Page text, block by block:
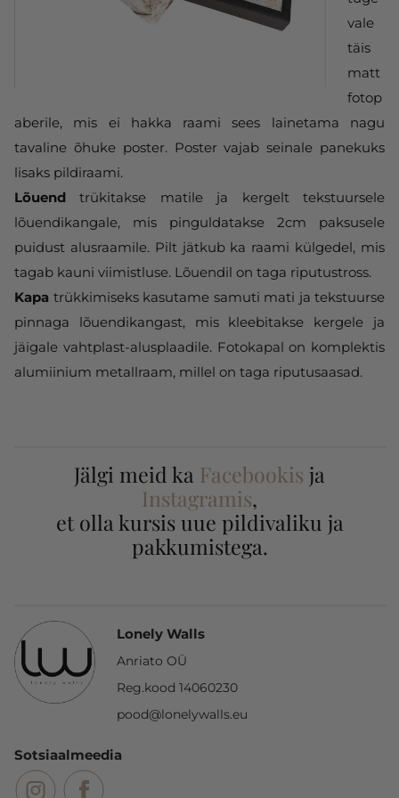
vale
täis
matt
fotop
aberile, mis ei hakka raami sees lainetama nagu
tavaline õhuke poster. Poster vajab seinale panekuks
lisaks pildiraami.
Lõuend trükitakse matile ja kergelt tekstuursele
lõuendikangale, mis pinguldatakse 2cm paksusele
puidust alusraamile. Pilt jätkub ka raami külgedel, mis
tagab kauni viimistluse. Lõuendil on taga riputustross.
Kapa trükkimiseks kasutame samuti mati ja tekstuurse
pinnaga lõuendikangast, mis kleebitakse kergele ja
jäigale vahtplast-alusplaadile. Fotokapal on komplektis
alumiinium metallraam, millel on taga riputusaasad.
Jälgi meid ka Facebookis ja
Instagramis,
et olla kursis uue pildivaliku ja
pakkumistega.
Lonely Walls
Anriato OÜ
Reg.kood 14060230
pood@lonelywalls.eu
Sotsiaalmeedia